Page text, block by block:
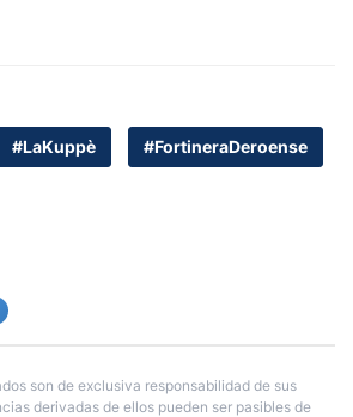
#LaKuppè #FortineraDeroense
son de exclusiva responsabilidad de sus
derivadas de ellos pueden ser pasibles de